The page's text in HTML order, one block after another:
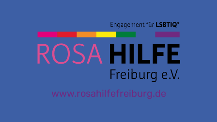
www.rosahilfefreiburg.de